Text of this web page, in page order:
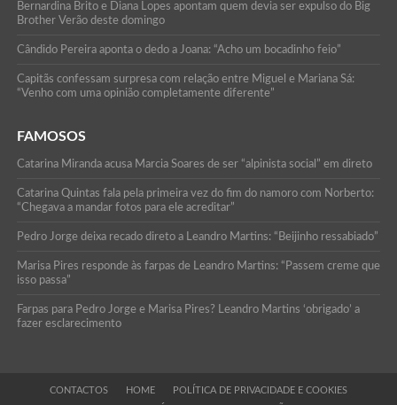
Bernardina Brito e Diana Lopes apontam quem devia ser expulso do Big
Brother Verão deste domingo
Cândido Pereira aponta o dedo a Joana: “Acho um bocadinho feio”
Capitãs confessam surpresa com relação entre Miguel e Mariana Sá:
“Venho com uma opinião completamente diferente”
FAMOSOS
Catarina Miranda acusa Marcia Soares de ser “alpinista social” em direto
Catarina Quintas fala pela primeira vez do fim do namoro com Norberto:
“Chegava a mandar fotos para ele acreditar”
Pedro Jorge deixa recado direto a Leandro Martins: “Beijinho ressabiado”
Marisa Pires responde às farpas de Leandro Martins: “Passem creme que
isso passa”
Farpas para Pedro Jorge e Marisa Pires? Leandro Martins ‘obrigado’ a
fazer esclarecimento
CONTACTOS HOME
POLÍTICA DE PRIVACIDADE E COOKIES